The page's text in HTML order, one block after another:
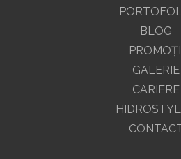
BLOG
GALERIE
CARIERE